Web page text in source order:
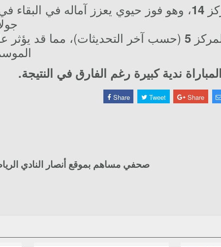
14
5 (حسب آخر التحديثات)، مما قد يؤثر
ندية كبيرة رغم الفارق في النتيجة.
Share Tweet Share
صحفي مساهم بموقع أنصار النادي